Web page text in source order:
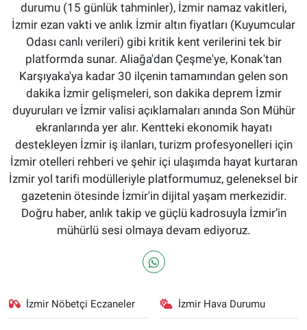
durumu (15 günlük tahminler), İzmir namaz vakitleri,
İzmir ezan vakti ve anlık İzmir altın fiyatları (Kuyumcular
Odası canlı verileri) gibi kritik kent verilerini tek bir
platformda sunar. Aliağa'dan Çeşme'ye, Konak'tan
Karşıyaka'ya kadar 30 ilçenin tamamından gelen son
dakika İzmir gelişmeleri, son dakika deprem İzmir
duyuruları ve İzmir valisi açıklamaları anında Son Mühür
ekranlarında yer alır. Kentteki ekonomik hayatı
destekleyen İzmir iş ilanları, turizm profesyonelleri için
İzmir otelleri rehberi ve şehir içi ulaşımda hayat kurtaran
İzmir yol tarifi modülleriyle platformumuz, geleneksel bir
gazetenin ötesinde İzmir'in dijital yaşam merkezidir.
Doğru haber, anlık takip ve güçlü kadrosuyla İzmir’in
mühürlü sesi olmaya devam ediyoruz.
İzmir Nöbetçi Eczaneler İzmir Hava Durumu